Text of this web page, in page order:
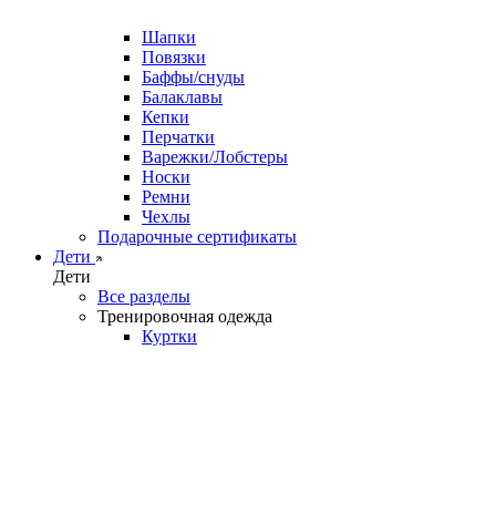
Шапки
Повязки
Баффы/снуды
Балаклавы
Кепки
Перчатки
Варежки/Лобстеры
Носки
Ремни
Чехлы
Подарочные сертификаты
Дети
Дети
Все разделы
Тренировочная одежда
Куртки